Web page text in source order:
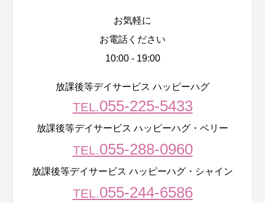
お気軽に
お電話ください
10:00 - 19:00
放課後等デイサービス ハッピーハグ
TEL.055-225-5433
放課後等デイサービス ハッピーハグ・ベリー
TEL.055-288-0960
放課後等デイサービス ハッピーハグ・シャイン
TEL.055-244-6586